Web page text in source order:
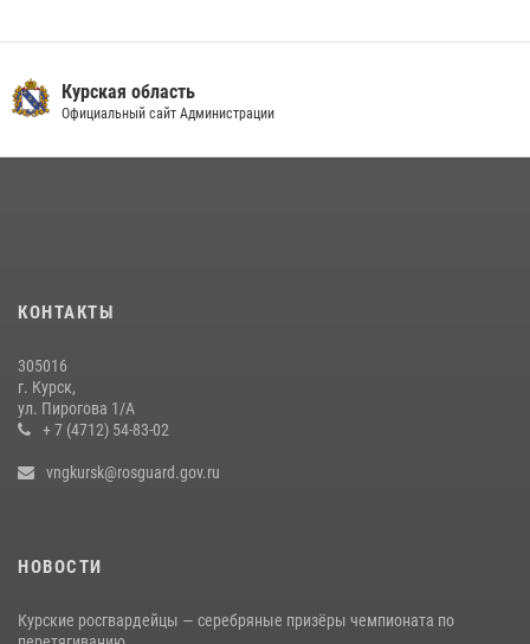
первого этапа фотоконкурса «В объективе Росгвардия»
22 июля 2026, 12:38 2
Центральный округ Росгвардии отмечает 105-летие
15 июля 2026, 10:00
Курская область
Официальный сайт Администрации
КОНТАКТЫ
305016
г. Курск,
ул. Пирогова 1/А
+ 7 (4712) 54-83-02
vngkursk@rosguard.gov.ru
НОВОСТИ
Курские росгвардейцы — серебряные призёры чемпионата по